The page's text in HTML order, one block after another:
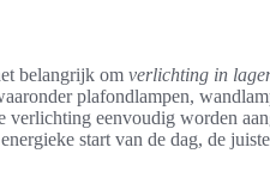
belangrijk om verlichting in
plafondlampen,
verlichting eenvoudig worden
start van de dag, de